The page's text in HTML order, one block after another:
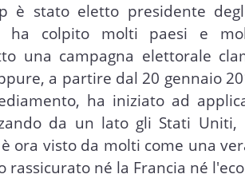
è stato eletto presidente
ha colpito molti paesi e
una campagna elettorale
a partire dal 20 gennaio
ha iniziato ad
da un lato gli Stati
ora visto da molti come una
rassicurato né la Francia né